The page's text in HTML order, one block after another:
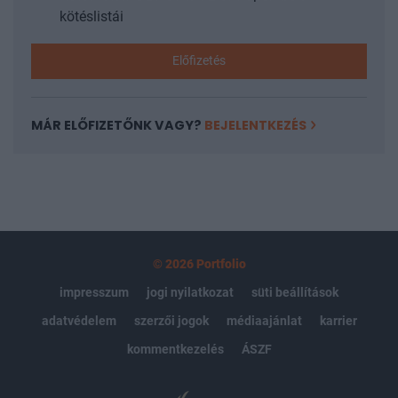
kötéslistái
Előfizetés
MÁR ELŐFIZETŐNK VAGY? BEJELENTKEZÉS
© 2026 Portfolio
impresszum
jogi nyilatkozat
süti beállítások
adatvédelem
szerzői jogok médiaajánlat
karrier
kommentkezelés
ÁSZF